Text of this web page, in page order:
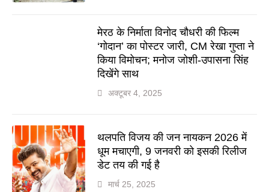
मेरठ के निर्माता विनोद चौधरी की फिल्म
‘गोदान’ का पोस्टर जारी, CM रेखा गुप्ता ने
किया विमोचन; मनोज जोशी-उपासना सिंह
दिखेंगे साथ
अक्टूबर 4, 2025
थलपति विजय की जन नायकन 2026 में
धूम मचाएगी, 9 जनवरी को इसकी रिलीज
डेट तय की गई है
मार्च 25, 2025